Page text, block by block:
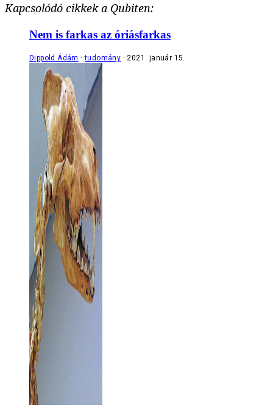
Kapcsolódó cikkek a Qubiten:
Nem is farkas az óriásfarkas
Dippold Ádám tudomány 2021. január 15.